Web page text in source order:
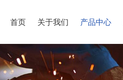
首页 关于我们 产品中心